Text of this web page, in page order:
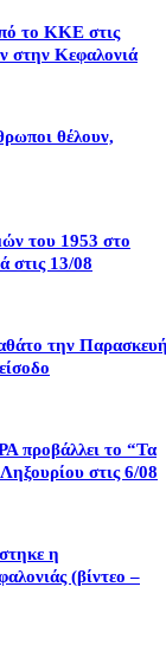
το ΚΚΕ στις
στην Κεφαλονιά
θέλουν,
του 1953 στο
στις 13/08
την
προβάλλει το “Τα
στις 6/08
η
(βίντεο –